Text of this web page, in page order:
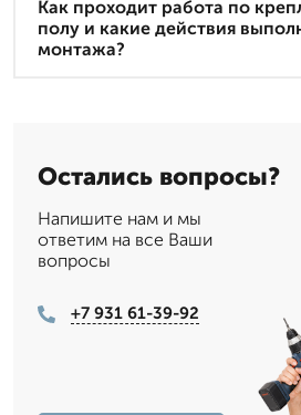
Как проходит работа по
полу и какие действия
монтажа?
Остались вопросы?
Напишите нам и мы
ответим на все Ваши
вопросы
+7 931 61-39-92